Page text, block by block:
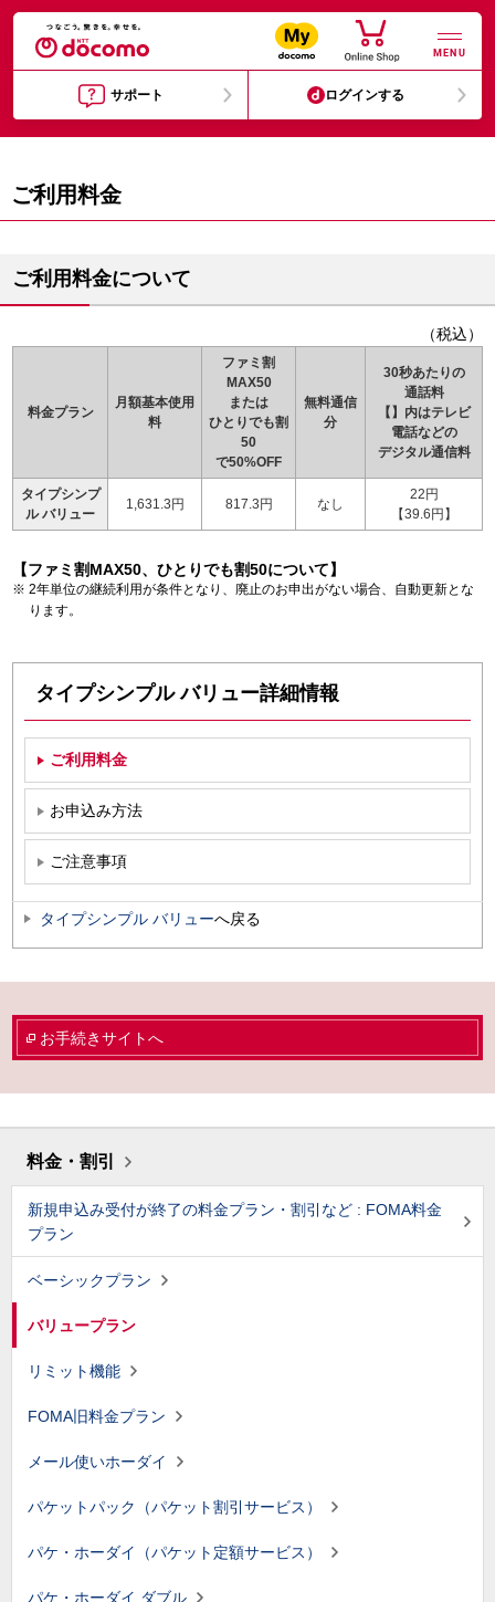
MENU
サポート ログインする
ご利用料金
ご利用料金について
（税込）
料金プラン
月額基本使用
料
ファミ割
MAX50
または
ひとりでも割
50
で50%OFF
無料通信
分
30秒あたりの
通話料
【】内はテレビ
電話などの
デジタル通信料
タイプシンプ
ル バリュー
1,631.3円 817.3円 なし
22円
【39.6円】
【ファミ割MAX50、ひとりでも割50について】
2年単位の継続利用が条件となり、廃止のお申出がない場合、自動更新とな
ります。
タイプシンプル バリュー詳細情報
ご利用料金
お申込み方法
ご注意事項
タイプシンプル バリューへ戻る
お手続きサイトへ
料金・割引
新規申込み受付が終了の料金プラン・割引など : FOMA料金
プラン
ベーシックプラン
バリュープラン
リミット機能
FOMA旧料金プラン
メール使いホーダイ
パケットパック（パケット割引サービス）
パケ・ホーダイ（パケット定額サービス）
パケ・ホーダイ ダブル